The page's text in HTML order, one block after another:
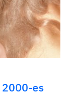
2000-es